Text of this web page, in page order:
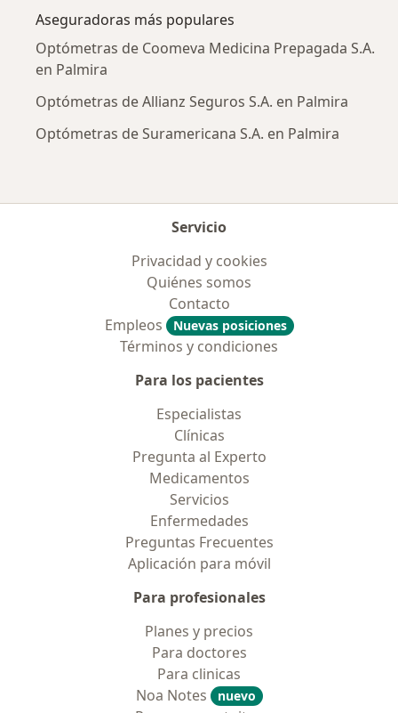
Aseguradoras más populares
Optómetras de Coomeva Medicina Prepagada S.A.
en Palmira
Optómetras de Allianz Seguros S.A. en Palmira
Optómetras de Suramericana S.A. en Palmira
Servicio
Privacidad y cookies
Quiénes somos
Contacto
Empleos
Nuevas posiciones
Términos y condiciones
Para los pacientes
Especialistas
Clínicas
Pregunta al Experto
Medicamentos
Servicios
Enfermedades
Preguntas Frecuentes
Aplicación para móvil
Para profesionales
Planes y precios
Para doctores
Para clinicas
Noa Notes
nuevo